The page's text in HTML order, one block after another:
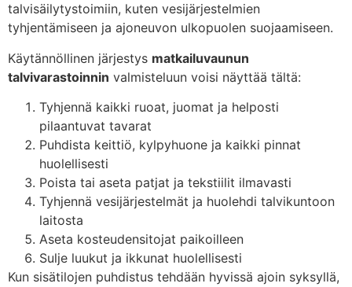
talvisäilytystoimiin, kuten vesijärjestelmien
tyhjentämiseen ja ajoneuvon ulkopuolen suojaamiseen.
Käytännöllinen järjestys matkailuvaunun
talvivarastoinnin valmisteluun voisi näyttää tältä:
Tyhjennä kaikki ruoat, juomat ja helposti
pilaantuvat tavarat
Puhdista keittiö, kylpyhuone ja kaikki pinnat
huolellisesti
Poista tai aseta patjat ja tekstiilit ilmavasti
Tyhjennä vesijärjestelmät ja huolehdi talvikuntoon
laitosta
Aseta kosteudensitojat paikoilleen
Sulje luukut ja ikkunat huolellisesti
Kun sisätilojen puhdistus tehdään hyvissä ajoin syksyllä,